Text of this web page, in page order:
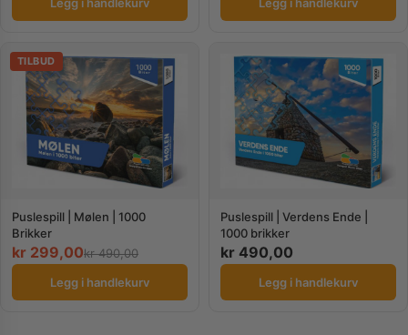
TILBUD
Puslespill | Mølen | 1000
Brikker
kr 299,00kr490,00
Legg i handlekurv
Puslespill | Verdens Ende |
1000 brikker
kr 490,00
Legg i handlekurv